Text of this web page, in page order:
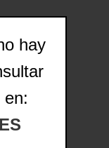
hay
en: